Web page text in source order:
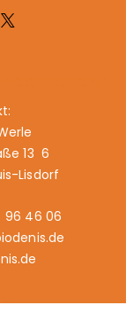
13 6
Lisdorf
96 46 06